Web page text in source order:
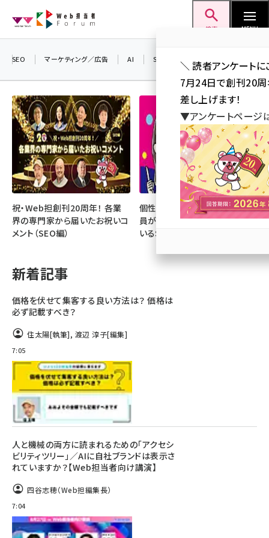
ン
検索 MENU
seo (3519)
ai (2801)
youtube (2425)
note (2310)
セミナー (2301)
meo (1274)
SEO マーケティング／広告 AI SNS
祝・Web担創刊20周年！ 各業
界の専門家から届いたお祝いコ
メント（SEO編）
個性・専門性・熱量が光る！ 社
員が主役となって成果を上げて
いるSNS好事例
新着記事
価格を伏せて集客する良い方法は？ 価格は
必ず記載すべき？
住太陽[執筆], 渡辺 淳子[編集]
7:05
人と機械の両方に読まれるための「アクセシ
ビリティツリー」／AIに自社ブランドは表示さ
れていますか？【Web担当者向け講演】
四谷志穂（Web担編集長）
7:04
＼ 読者アンケート
7月24日で創刊20周
差し上げます！
▼アンケートページ